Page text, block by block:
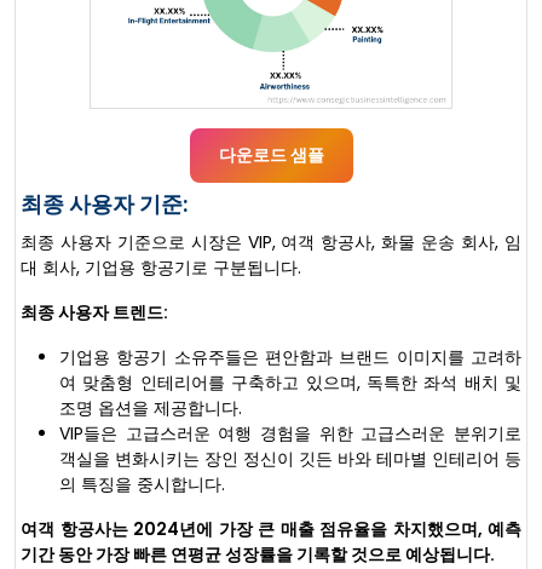
다운로드 샘플
최종 사용자 기준:
최종 사용자 기준으로 시장은 VIP, 여객 항공사, 화물 운송 회사, 임
대 회사, 기업용 항공기로 구분됩니다.
최종 사용자 트렌드:
기업용 항공기 소유주들은 편안함과 브랜드 이미지를 고려하
여 맞춤형 인테리어를 구축하고 있으며, 독특한 좌석 배치 및
조명 옵션을 제공합니다.
VIP들은 고급스러운 여행 경험을 위한 고급스러운 분위기로
객실을 변화시키는 장인 정신이 깃든 바와 테마별 인테리어 등
의 특징을 중시합니다.
여객 항공사는 2024년에 가장 큰 매출 점유율을 차지했으며, 예측
기간 동안 가장 빠른 연평균 성장률을 기록할 것으로 예상됩니다.